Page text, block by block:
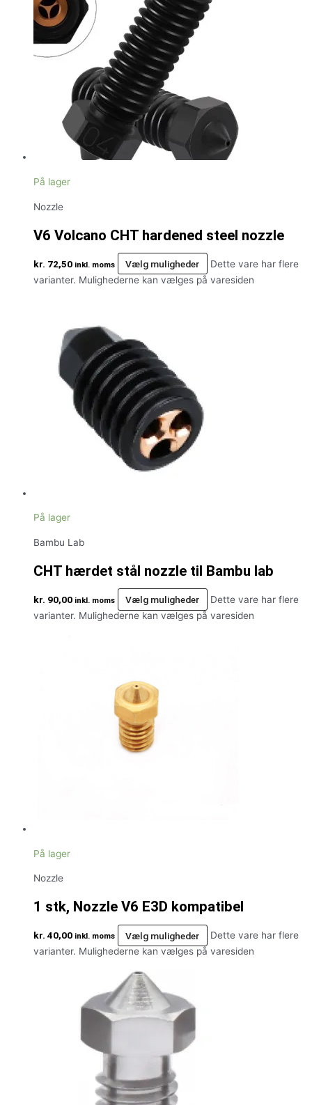
På lager
Nozzle
V6 Volcano CHT hardened steel nozzle
kr. 72,50 inkl. moms Vælg muligheder
Dette vare har flere
varianter. Mulighederne kan vælges på varesiden
På lager
Bambu Lab
CHT hærdet stål nozzle til Bambu lab
kr. 90,00 inkl. moms Vælg muligheder
Dette vare har flere
varianter. Mulighederne kan vælges på varesiden
På lager
Nozzle
1 stk, Nozzle V6 E3D kompatibel
kr. 40,00 inkl. moms Vælg muligheder
Dette vare har flere
varianter. Mulighederne kan vælges på varesiden